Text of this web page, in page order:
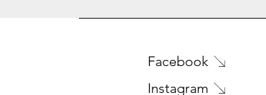
Facebook
Instagram